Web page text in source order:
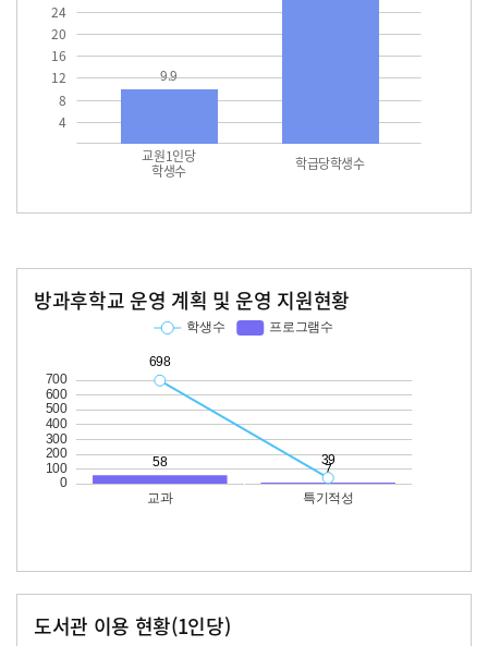
4
8
12
16
20
24
교원1인당
학생수 학급당학생수
9.9
방과후학교 운영 계획 및 운영 지원현황
도서관 이용 현황(1인당)